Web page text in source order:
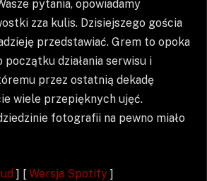
pytania, opowiadamy
zza kulis. Dzisiejszego gościa
przedstawiać. Grem to opoka
początku działania serwisu i
przez ostatnią dekadę
wiele przepięknych ujęć.
fotografii na pewno miało
] [ Wersja Spotify ]